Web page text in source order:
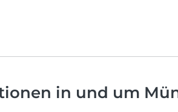
in und um